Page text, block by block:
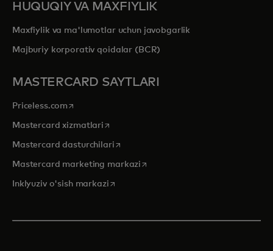
HUQUQIY VA MAXFIYLIK
Maxfiylik va ma'lumotlar uchun javobgarlik
Majburiy korporativ qoidalar (BCR)
MASTERCARD SAYTLARI
Priceless.com opens in a new tab
Mastercard xizmatlari opens in a new tab
Mastercard dasturchilariopens in a new tab
Mastercard marketing markazi opens in a new tab
Inklyuziv o'sish markaziopens in a new tab